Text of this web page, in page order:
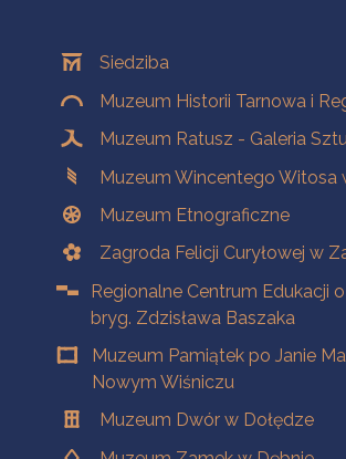
OddziałySiedziba
Muzeum Historii Tarnowa i
Muzeum Ratusz - Galeria
Muzeum Wincentego Witosa
Muzeum Etnograficzne
Zagroda Felicji Curyłowej w
Regionalne Centrum Edukacji
bryg. Zdzisława Baszaka
Muzeum Pamiątek po Janie
Nowym Wiśniczu
Muzeum Dwór w Dołędze